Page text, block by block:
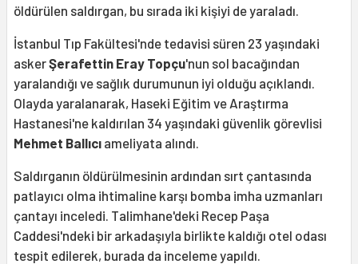
öldürülen saldırgan, bu sırada iki kişiyi de yaraladı.
İstanbul Tıp Fakültesi'nde tedavisi süren 23 yaşındaki
askerŞerafettin Eray Topçu'nun sol bacağından
yaralandığı ve sağlık durumunun iyi olduğu açıklandı.
Olayda yaralanarak, Haseki Eğitim ve Araştırma
Hastanesi'ne kaldırılan 34 yaşındaki güvenlik görevlisi
Mehmet Ballıcı ameliyata alındı.
Saldırganın öldürülmesinin ardından sırt çantasında
patlayıcı olma ihtimaline karşı bomba imha uzmanları
çantayı inceledi. Talimhane'deki Recep Paşa
Caddesi'ndeki bir arkadaşıyla birlikte kaldığı otel odası
tespit edilerek, burada da inceleme yapıldı.